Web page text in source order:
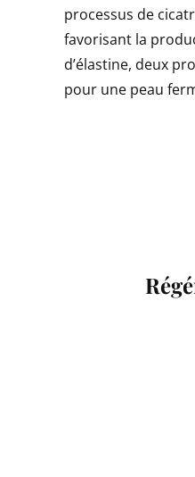
processus de
favorisant la
d’élastine, deux
pour une peau